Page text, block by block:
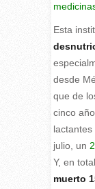
Esta
desde
que de
cinco
julio, un
Y, en
muerto